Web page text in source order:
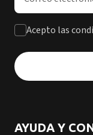
Acepto las
AYUDA Y